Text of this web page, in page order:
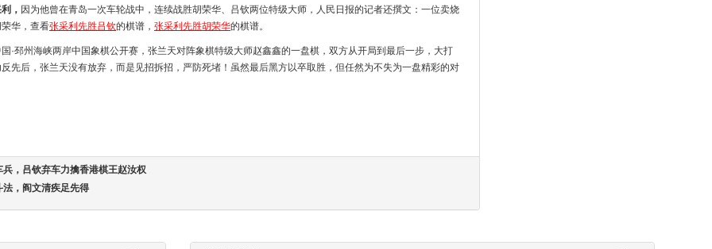
， 因为他曾在青岛一次车轮战中，连续战胜胡荣华、吕钦两位特级大师，人民日报的记者还撰文：一位卖烧
华，查看张采利先胜吕钦的棋谱， 张采利先胜胡荣华的棋谱。
·邳州海峡两岸中国象棋公开赛，张兰天对阵象棋特级大师赵鑫鑫的一盘棋，双方从开局到最后一步，大打
先后，张兰天没有放弃，而是见招拆招，严防死堵！虽然最后黑方以卒取胜，但任然为不失为一盘精彩的对
兵，吕钦弃车力擒香港棋王赵汝权
法，阎文清疾足先得